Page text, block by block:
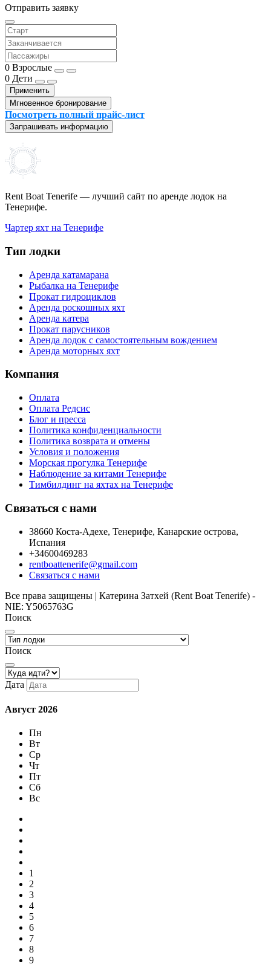
Отправить заявку
0 Взрослые
0 Дети
Применить
Мгновенное бронирование
Посмотреть полный прайс-лист
Запрашивать информацию
Rent Boat Tenerife — лучший сайт по аренде лодок на
Тенерифе.
Чартер яхт на Тенерифе
Тип лодки
Аренда катамарана
Рыбалка на Тенерифе
Прокат гидроциклов
Аренда роскошных яхт
Аренда катера
Прокат парусников
Аренда лодок с самостоятельным вождением
Аренда моторных яхт
Компания
Оплата
Оплата Редсис
Блог и пресса
Политика конфиденциальности
Политика возврата и отмены
Условия и положения
Морская прогулка Тенерифе
Наблюдение за китами Тенерифе
Тимбилдинг на яхтах на Тенерифе
Связаться с нами
38660 Коста-Адехе, Тенерифе, Канарские острова,
Испания
+34600469283
rentboattenerife@gmail.com
Связаться с нами
Все права защищены | Катерина Затхей (Rent Boat Tenerife) -
NIE: Y5065763G
Поиск
Поиск
Дата
Август 2026
Пн
Вт
Ср
Чт
Пт
Сб
Вс
1
2
3
4
5
6
7
8
9